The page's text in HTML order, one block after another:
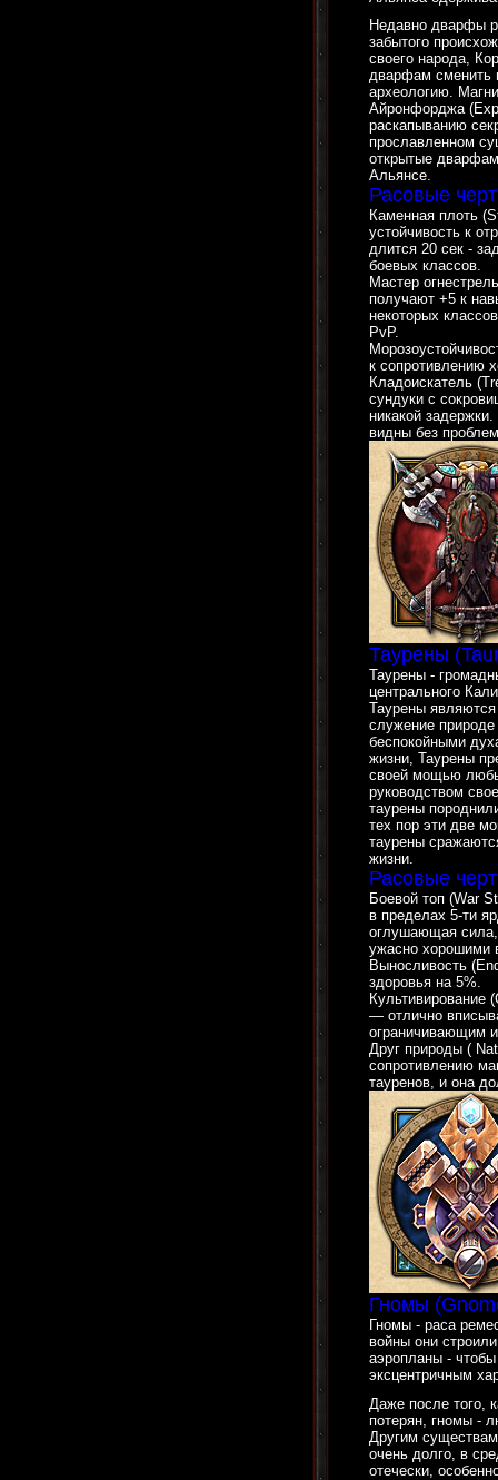
Недавно дварфы
забытого
своего народа,
дварфам сменить
археологию.
Айронфорджа
раскапыванию
прославленном
открытые
Альянсе.
Расовые
Каменная плоть
устойчивость к
длится 20 сек -
боевых классов.
Мастер
получают +5 к
некоторых
PvP.
к сопротивлению
Кладоискатель
сундуки с
никакой
видны без
Таурены
Таурены -
центрального
Таурены
служение
беспокойными
жизни, Таурены
своей мощью
руководством
таурены
тех пор эти две
таурены
жизни.
Расовые
Боевой топ (War
в пределах 5-ти
оглушающая сила,
ужасно хорошими
Выносливость
здоровья на 5%.
Культивирование
— отлично
ограничивающим
Друг природы (
сопротивлению
тауренов, и она
Гномы
Гномы - раса
войны они
аэропланы -
эксцентричным
Даже после того,
потерян, гномы -
Другим
очень долго, в
отечески,